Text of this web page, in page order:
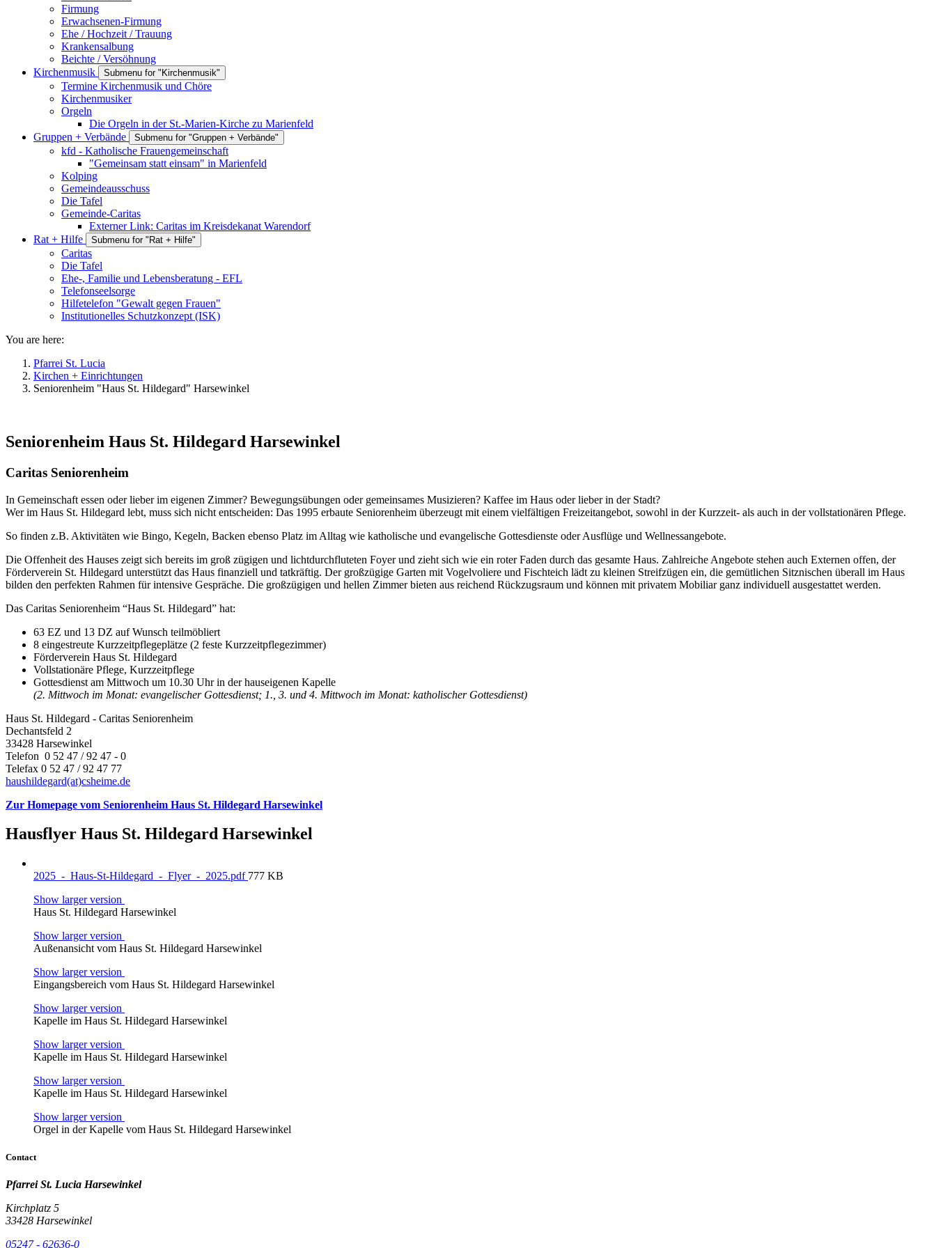
Firmung
Erwachsenen-Firmung
Ehe / Hochzeit / Trauung
Krankensalbung
Beichte / Versöhnung
Kirchenmusik
Submenu for "Kirchenmusik"
Termine Kirchenmusik und Chöre
Kirchenmusiker
Orgeln
Die Orgeln in der St.-Marien-Kirche zu Marienfeld
Gruppen + Verbände
Submenu for "Gruppen + Verbände"
kfd - Katholische Frauengemeinschaft
"Gemeinsam statt einsam" in Marienfeld
Kolping
Gemeindeausschuss
Die Tafel
Gemeinde-Caritas
Externer Link: Caritas im Kreisdekanat Warendorf
Rat + Hilfe
Submenu for "Rat + Hilfe"
Caritas
Die Tafel
Ehe-, Familie und Lebensberatung - EFL
Telefonseelsorge
Hilfetelefon "Gewalt gegen Frauen"
Institutionelles Schutzkonzept (ISK)
You are here:
Pfarrei St. Lucia
Kirchen + Einrichtungen
Seniorenheim "Haus St. Hildegard" Harsewinkel
Seniorenheim Haus St. Hildegard Harsewinkel
Caritas Seniorenheim
In Gemeinschaft essen oder lieber im eigenen Zimmer? Bewegungsübungen oder gemeinsames Musizieren? Kaffee im Haus oder lieber in der Stadt?
Wer im Haus St. Hildegard lebt, muss sich nicht entscheiden: Das 1995 erbaute Seniorenheim überzeugt mit einem vielfältigen Freizeitangebot, sowohl in der Kurzzeit- als auch in der vollstationären Pflege.
So finden z.B. Aktivitäten wie Bingo, Kegeln, Backen ebenso Platz im Alltag wie katholische und evangelische Gottesdienste oder Ausflüge und Wellnessangebote.
Die Offenheit des Hauses zeigt sich bereits im groß zügigen und lichtdurchfluteten Foyer und zieht sich wie ein roter Faden durch das gesamte Haus. Zahlreiche Angebote stehen auch Externen offen, der
Förderverein St. Hildegard unterstützt das Haus finanziell und tatkräftig. Der großzügige Garten mit Vogelvoliere und Fischteich lädt zu kleinen Streifzügen ein, die gemütlichen Sitznischen überall im Haus
bilden den perfekten Rahmen für intensive Gespräche. Die großzügigen und hellen Zimmer bieten aus reichend Rückzugsraum und können mit privatem Mobiliar ganz individuell ausgestattet werden.
Das Caritas Seniorenheim “Haus St. Hildegard” hat:
63 EZ und 13 DZ auf Wunsch teilmöbliert
8 eingestreute Kurzzeitpflegeplätze (2 feste Kurzzeitpflegezimmer)
Förderverein Haus St. Hildegard
Vollstationäre Pflege, Kurzzeitpflege
Gottesdienst am Mittwoch um 10.30 Uhr in der hauseigenen Kapelle
(2. Mittwoch im Monat: evangelischer Gottesdienst; 1., 3. und 4. Mittwoch im Monat: katholischer Gottesdienst)
Haus St. Hildegard - Caritas Seniorenheim
Dechantsfeld 2
33428 Harsewinkel
Telefon 0 52 47 / 92 47 - 0
Telefax 0 52 47 / 92 47 77
haushildegard(at)csheime.de
Zur Homepage vom Seniorenheim Haus St. Hildegard Harsewinkel
Hausflyer Haus St. Hildegard Harsewinkel
2025_-_Haus-St-Hildegard_-_Flyer_-_2025.pdf 777 KB
Show larger version
Haus St. Hildegard Harsewinkel
Show larger version
Außenansicht vom Haus St. Hildegard Harsewinkel
Show larger version
Eingangsbereich vom Haus St. Hildegard Harsewinkel
Show larger version
Kapelle im Haus St. Hildegard Harsewinkel
Show larger version
Kapelle im Haus St. Hildegard Harsewinkel
Show larger version
Kapelle im Haus St. Hildegard Harsewinkel
Show larger version
Orgel in der Kapelle vom Haus St. Hildegard Harsewinkel
Contact
Pfarrei St. Lucia Harsewinkel
Kirchplatz 5
33428 Harsewinkel
05247 - 62636-0